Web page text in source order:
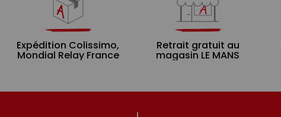
Expédition Colissimo,
Mondial Relay France
Retrait gratuit au
magasin LE MANS